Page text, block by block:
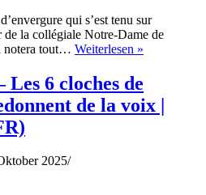
qui s’est tenu sur
de la collégiale Notre-Dame de
notera tout… Weiterlesen »
6 cloches de
de la voix |
2025